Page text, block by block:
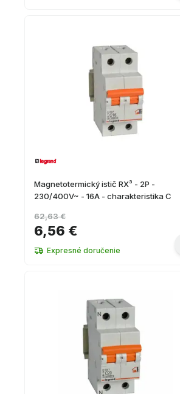
Magnetotermický istič RX³ - 2P -
230/400V~ - 16A - charakteristika C
6,56 €
62,63 €
Expresné doručenie